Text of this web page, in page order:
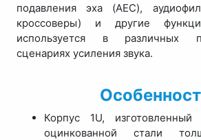
подавления эха (AEC),
кроссоверы) и другие
используется в различных
сценариях усиления звука.
Корпус 1U, изготовленный
оцинкованной стали